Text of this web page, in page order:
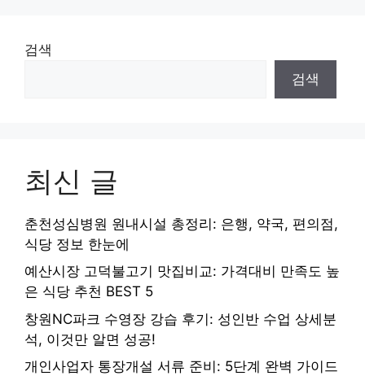
검색
검색
최신 글
춘천성심병원 원내시설 총정리: 은행, 약국, 편의점,
식당 정보 한눈에
예산시장 고덕불고기 맛집비교: 가격대비 만족도 높
은 식당 추천 BEST 5
창원NC파크 수영장 강습 후기: 성인반 수업 상세분
석, 이것만 알면 성공!
개인사업자 통장개설 서류 준비: 5단계 완벽 가이드